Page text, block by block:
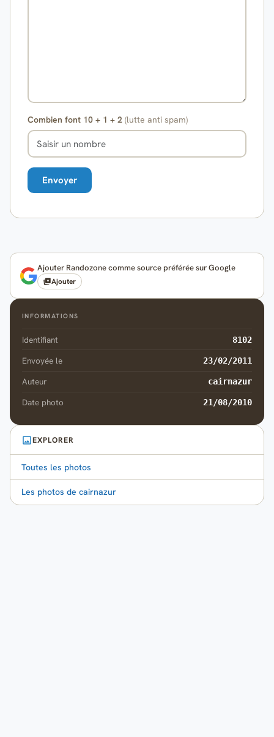
Combien font 10 + 1 + 2 (lutte anti spam)
Ajouter Randozone comme source préférée sur Google
Ajouter
INFORMATIONS
Identifiant 8102
Envoyée le 23/02/2011
Auteur cairnazur
Date photo 21/08/2010
EXPLORER
Toutes les photos
Les photos de cairnazur